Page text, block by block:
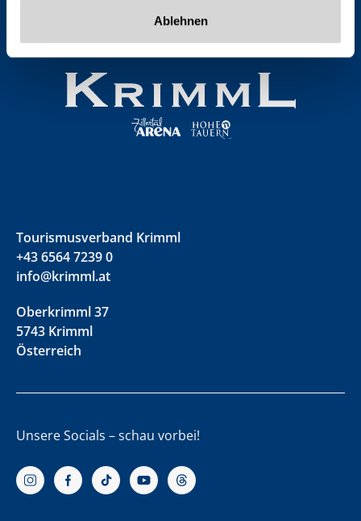
Ablehnen
Tourismusverband Krimml
+43 6564 7239 0
info@krimml.at
Oberkrimml 37
5743 Krimml
Österreich
Unsere Socials – schau vorbei!